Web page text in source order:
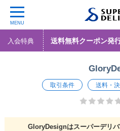
MENU
入会特典 送料無料クーポン発
取引条件 送料・
GloryDesignはスーパーデリ